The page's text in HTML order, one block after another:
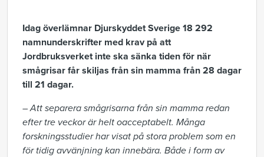
Idag överlämnar Djurskyddet Sverige 18 292
namnunderskrifter med krav på att
Jordbruksverket inte ska sänka tiden för när
smågrisar får skiljas från sin mamma från 28 dagar
till 21 dagar.
–Att separera smågrisarna från sin mamma redan
efter tre veckor är helt oacceptabelt. Många
forskningsstudier har visat på stora problem som en
för tidig avvänjning kan innebära. Både i form av